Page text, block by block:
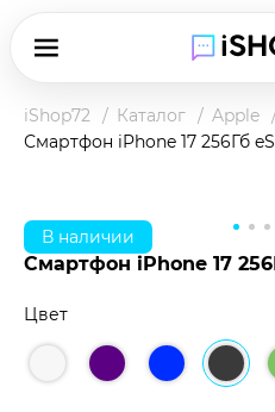
iShop72 Каталог Apple
Смартфон iPhone 17 256Гб
В наличии
Смартфон iPhone 17
Цвет
Чтобы купить товар по клубной